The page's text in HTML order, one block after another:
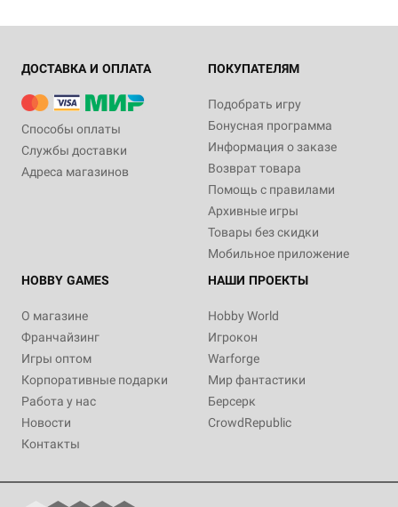
ДОСТАВКА И ОПЛАТА
Способы оплаты
Службы доставки
Адреса магазинов
ПОКУПАТЕЛЯМ
Подобрать игру
Бонусная программа
Информация о заказе
Возврат товара
Помощь с правилами
Архивные игры
Товары без скидки
Мобильное приложение
HOBBY GAMES
О магазине
Франчайзинг
Игры оптом
Корпоративные подарки
Работа у нас
Новости
Контакты
НАШИ ПРОЕКТЫ
Hobby World
Игрокон
Warforge
Мир фантастики
Берсерк
CrowdRepublic